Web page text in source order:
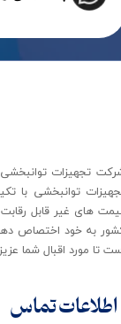
اطلاعات تماس
توانبخشی با
های غیر قابل
به خود اختصاص
تا مورد اقبال شما